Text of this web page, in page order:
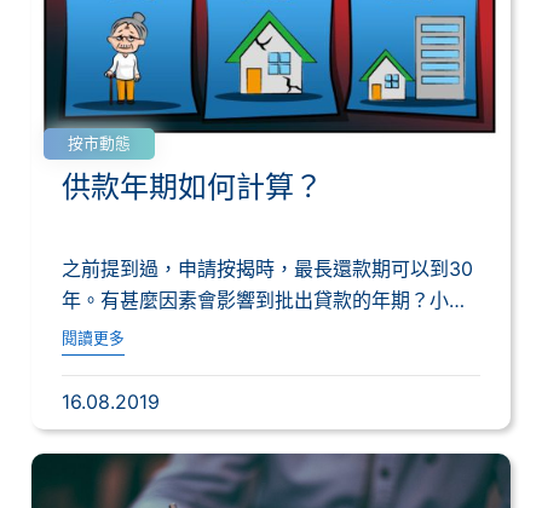
按市動態
供款年期如何計算？
之前提到過，申請按揭時，最長還款期可以到30
年。有甚麼因素會影響到批出貸款的年期？小編
就帶...
閱讀更多
16.08.2019